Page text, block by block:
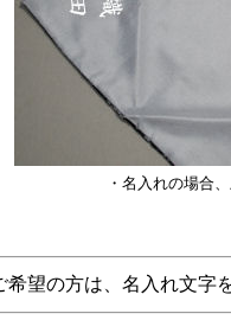
・名入れの場合
望の方は、名入れ文字